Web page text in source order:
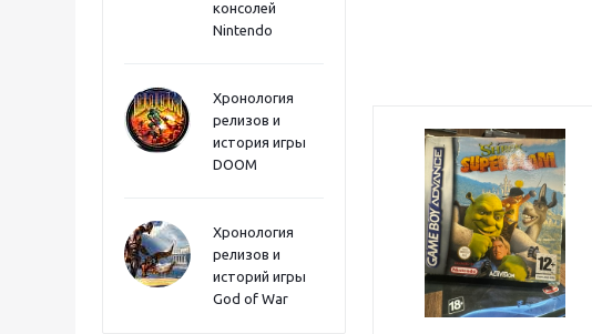
консолей
Nintendo
Хронология
релизов и
история игры
DOOM
Хронология
релизов и
историй игры
God of War
Sword PS5